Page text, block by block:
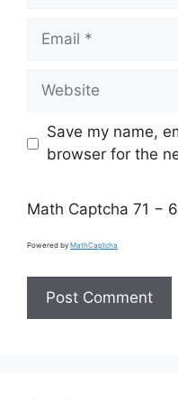
Email
Website
Save my name,
browser for the
Math Captcha 71 −
Powered by MathCaptcha